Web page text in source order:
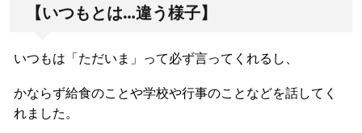
【いつもとは…違う様子】
いつもは「ただいま」って必ず言ってくれるし、
かならず給食のことや学校や行事のことなどを話してく
れました。